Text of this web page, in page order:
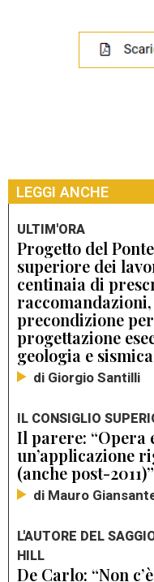
LEGGI ANCHE
ULTIM'ORA
Progetto del
superiore dei
centinaia di
precondizione
progettazione
geologia e sismica
di Giorgio Santilli
IL CONSIGLIO
Il parere: “Opera
un’applicazione
(anche post-2011)”
di Mauro
L'AUTORE DEL
HILL
De Carlo: “Non